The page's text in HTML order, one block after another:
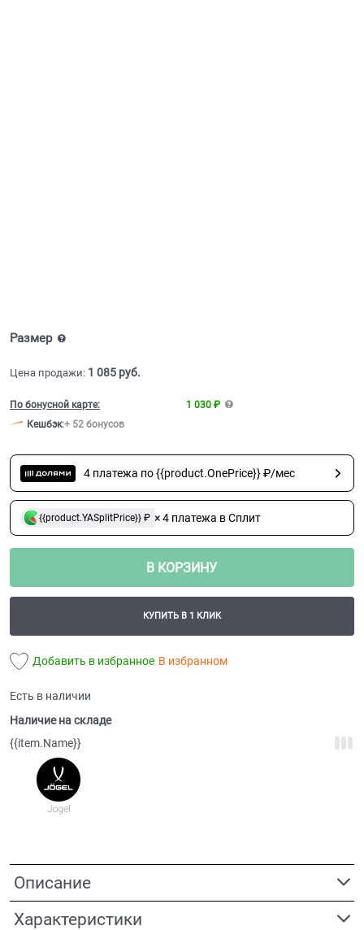
Размер
Цена продажи: 1 085 руб.
По бонусной карте:
1 030 ₽
Кешбэк:+ 52 бонусов
4 платежа по {{product.OnePrice}} ₽/мес
{{product.YASplitPrice}} ₽ × 4 платежа в Сплит
В КОРЗИНУ
КУПИТЬ В 1 КЛИК
Добавить в избранное В избранном
Есть в наличии
Наличие на складе
{{item.Name}}
Описание
Характеристики